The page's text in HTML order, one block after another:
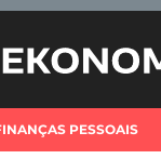
PESSOAIS